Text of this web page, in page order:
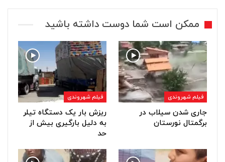
ممکن است شما دوست داشته باشید
فیلم شهروندی
جاری شدن سیلاب در
برگمتال نورستان
فیلم شهروندی
ریزش بار یک دستگاه تیلر
به دلیل بارگیری بیش از
حد